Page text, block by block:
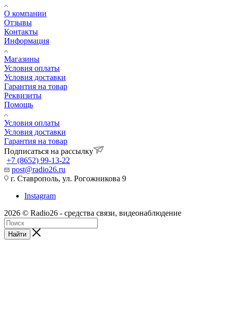
О компании
Отзывы
Контакты
Информация
Магазины
Условия оплаты
Условия доставки
Гарантия на товар
Реквизиты
Помощь
Условия оплаты
Условия доставки
Гарантия на товар
Подписаться на рассылку
+7 (8652) 99-13-22
post@radio26.ru
г. Ставрополь, ул. Рогожникова 9
Instagram
2026 © Radio26 - средства связи, видеонаблюдение
Найти